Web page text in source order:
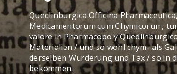
Quedlinburgica Officina
Medicamentorum cum Chymicorum,
valore in Pharmacopoly
Materialien / und so wohl chym- als
derselben Wurderung und Tax / so in
bekommen.